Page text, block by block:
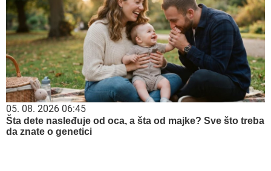
05. 08. 2026 06:45
Šta dete nasleđuje od oca, a šta od majke? Sve što treba
da znate o genetici